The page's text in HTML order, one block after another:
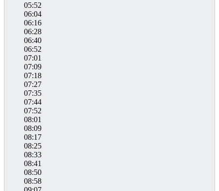
05:52
06:04
06:16
06:28
06:40
06:52
07:01
07:09
07:18
07:27
07:35
07:44
07:52
08:01
08:09
08:17
08:25
08:33
08:41
08:50
08:58